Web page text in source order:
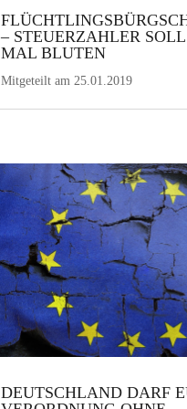
– STEUERZAHLER
MAL BLUTEN
Mitgeteilt am 25.01.2019
DEUTSCHLAND DARF